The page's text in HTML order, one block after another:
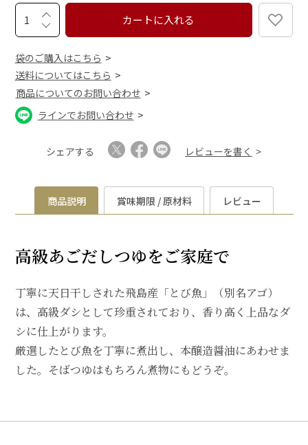
カートに入れる
袋のご購入はこちら
送料についてはこちら
商品についてのお問い合わせ
ラインでお問い合わせ
シェアする レビューを書く
商品説明 賞味期限 / 原材料 レビュー
高級あごだしつゆをご家庭で
丁寧に天日干しされた飛島産「とび魚」（別名アゴ）
は、高級ダシとして珍重されており、香り高く上品なダ
シに仕上がります。
厳選したとび魚を丁寧に煮出し、本醸造醤油にあわせま
した。そばつゆはもちろん煮物にもどうぞ。